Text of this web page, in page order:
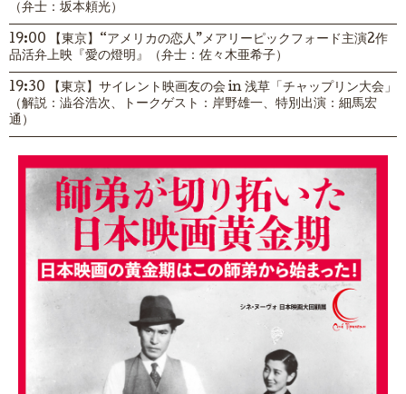
（弁士：坂本頼光）
19:00 【東京】“アメリカの恋人”メアリーピックフォード主演2作
品活弁上映『愛の燈明』（弁士：佐々木亜希子）
19:30 【東京】サイレント映画友の会 in 浅草「チャップリン大会」
（解説：澁谷浩次、トークゲスト：岸野雄一、特別出演：細馬宏
通）